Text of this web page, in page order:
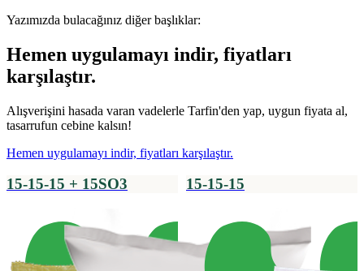
Yazımızda bulacağınız diğer başlıklar:
Hemen uygulamayı indir, fiyatları
karşılaştır.
Alışverişini hasada varan vadelerle Tarfin'den yap, uygun fiyata al,
tasarrufun cebine kalsın!
Hemen uygulamayı indir, fiyatları karşılaştır.
15-15-15 + 15SO3 15-15-15